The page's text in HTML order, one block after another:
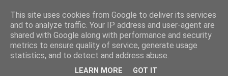
This site uses cookies from Google to deliver its services
and to analyze traffic. Your IP address and user-agent are
shared with Google along with performance and security
metrics to ensure quality of service, generate usage
statistics, and to detect and address abuse.
LEARN MORE GOT IT